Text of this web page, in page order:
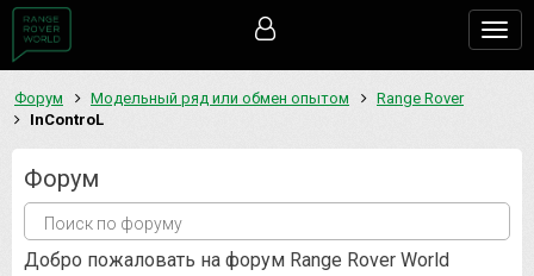
Форум Модельный ряд или обмен опытом
Range Rover
InControL
Форум
Добро пожаловать на форум Range Rover World